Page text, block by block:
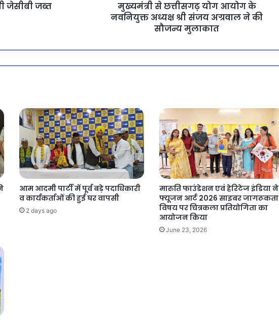
जब्त
मुख्यमंत्री से छत्तीसगढ़ योग आयोग के
नवनियुक्त अध्यक्ष श्री संजय अग्रवाल ने की
सौजन्य मुलाकात
आम आदमी पार्टी में पूर्व बड़े पदाधिकारी
व कार्यकर्ताओं की हुई घर वापसी
2 days ago
मारुति फाउंडेशन एवं हेरिटेज इंडिया ने
फ्यूजन आर्ट 2026 साइबर जागरूकता
विषय पर चित्रकला प्रतियोगिता का
आयोजन किया
June 23, 2026